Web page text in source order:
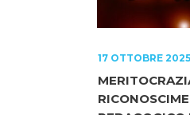
17 OTTOBRE 2025